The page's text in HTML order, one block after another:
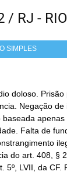
/ RJ -
SIMPLES
doloso.